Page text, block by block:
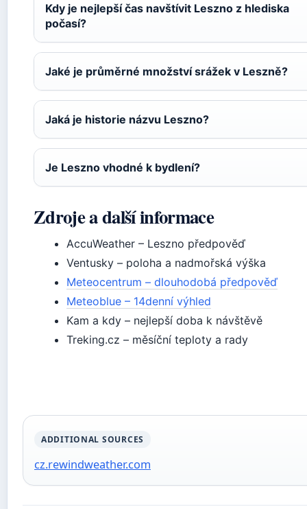
Kdy je nejlepší čas navštívit Leszno z hlediska
počasí?
Jaké je průměrné množství srážek v Leszně?
Jaká je historie názvu Leszno?
Je Leszno vhodné k bydlení?
Zdroje a další informace
AccuWeather – Leszno předpověď
Ventusky – poloha a nadmořská výška
Meteocentrum – dlouhodobá předpověď
Meteoblue – 14denní výhled
Kam a kdy – nejlepší doba k návštěvě
Treking.cz – měsíční teploty a rady
ADDITIONAL SOURCES
cz.rewindweather.com